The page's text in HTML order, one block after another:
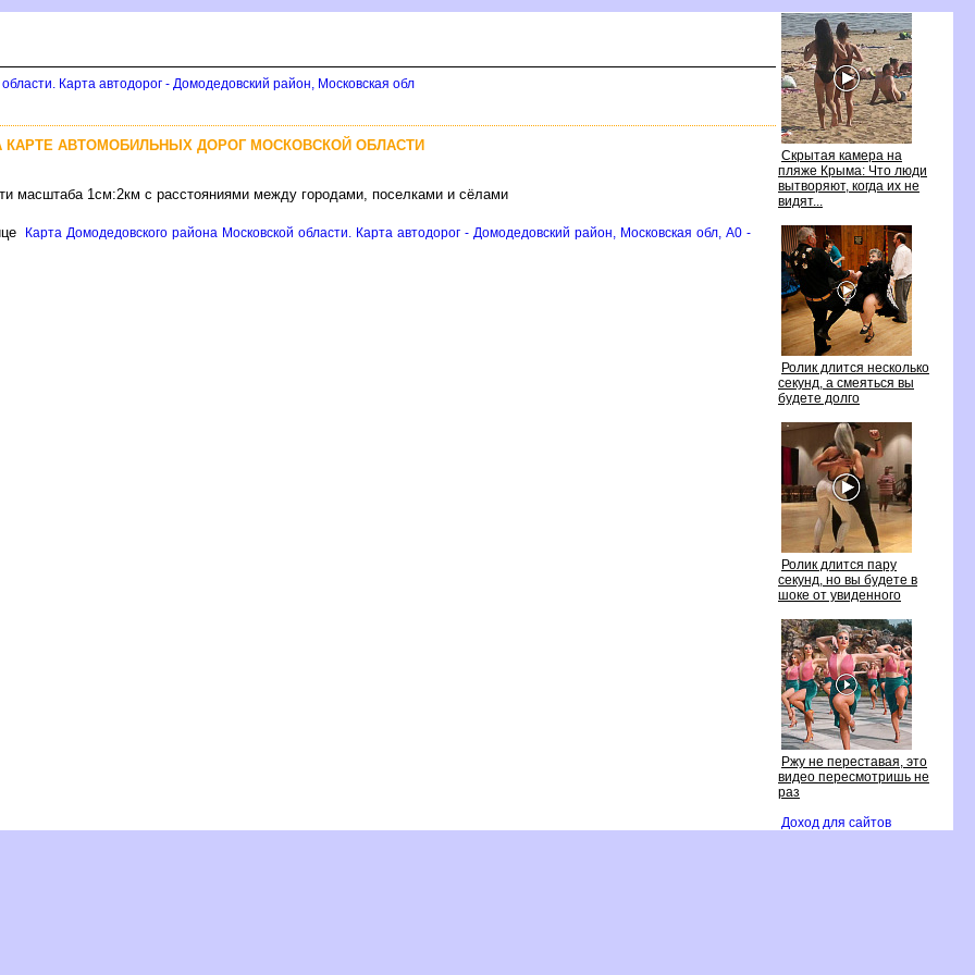
Скрытая камера на
пляже Крыма: Что люди
ытворяют, когда их не
идят...
Ролик длится несколько
секунд, а смеяться вы
удете долго
Ролик длится пару
секунд, но вы будете
шоке от увиденного
Ржу не переставая, это
идео пересмотришь не
раз
Доход для сайто
Карта автодорог - Домодедовский район, Московская обл
КАРТЕ АВТОМОБИЛЬНЫХ ДОРОГ МОСКОВСКОЙ ОБЛАСТИ
масштаба 1см:2км с расстояниями между городами, поселками и сёлами
Карта Домодедовского района Московской области. Карта автодорог - Домодедовский район, Московская обл, A0 -